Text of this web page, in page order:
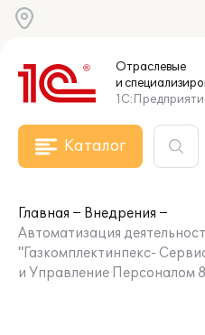
Отраслевые
и
Каталог
Главная
Внедрения
Автоматизация
"Газкомплектинпекс-
и Управление Персоналом